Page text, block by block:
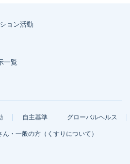
ョン活動
一覧
自主基準 グローバルヘルス
ん・一般の方（くすりについて）